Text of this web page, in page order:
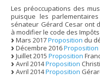
Les préoccupations des
puisque les
sénateur Gérard Cesar ont
à modifier le code des
Mars 2017Proposition du
Décembre 2016Proposition
Juillet 2015Proposition
Avril 2014Proposition
Avril 2014Proposition